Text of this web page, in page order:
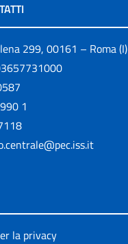
299, 00161 – Roma (I)
1
la privacy